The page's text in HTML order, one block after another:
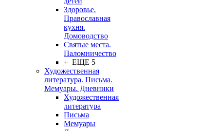
Здоровье.
Православная
кухня.
Домоводство
Святые места.
Паломничество
+ ЕЩЕ 5
Художественная
литература. Письма.
Мемуары. Дневники
Художественная
литература
Письма
Мемуары